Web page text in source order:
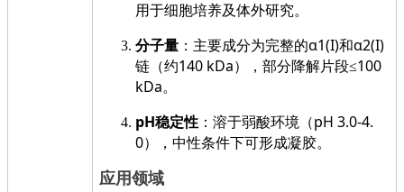
用于细胞培养及体外研究。
分子量 ：主要成分为完整的α1(I)和α2(I)
链（约140 kDa），部分降解片段≤100
kDa。
pH稳定性 ：溶于弱酸环境（pH 3.0-4.
0），中性条件下可形成凝胶。
应用领域